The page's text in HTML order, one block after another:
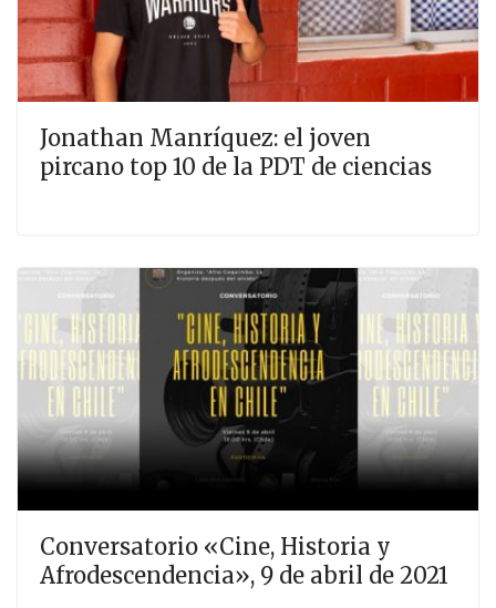
Jonathan Manríquez: el joven
pircano top 10 de la PDT de ciencias
Conversatorio «Cine, Historia y
Afrodescendencia», 9 de abril de 2021